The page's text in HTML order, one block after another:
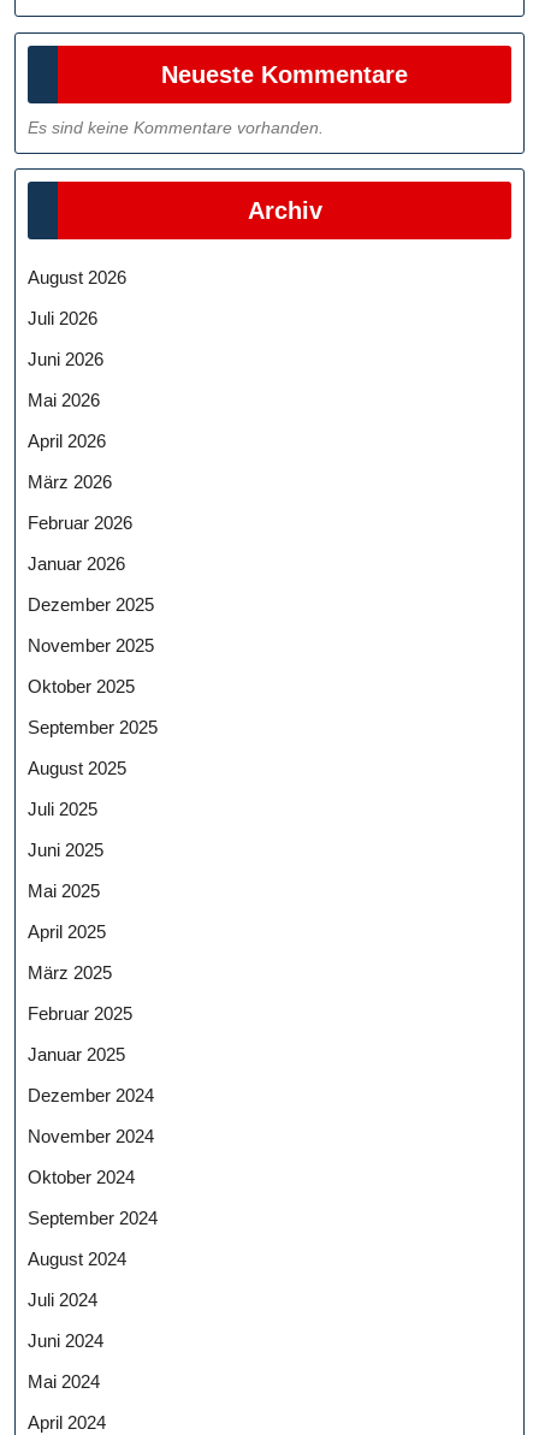
Neueste Kommentare
Es sind keine Kommentare vorhanden.
Archiv
August 2026
Juli 2026
Juni 2026
Mai 2026
April 2026
März 2026
Februar 2026
Januar 2026
Dezember 2025
November 2025
Oktober 2025
September 2025
August 2025
Juli 2025
Juni 2025
Mai 2025
April 2025
März 2025
Februar 2025
Januar 2025
Dezember 2024
November 2024
Oktober 2024
September 2024
August 2024
Juli 2024
Juni 2024
Mai 2024
April 2024